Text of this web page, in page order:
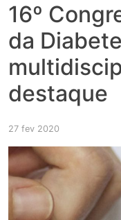
16º
da
destaque
27 fev 2020